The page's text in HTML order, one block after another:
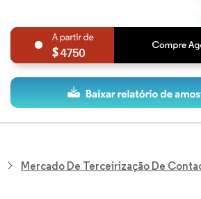
4750
Mercado De Terceirização De